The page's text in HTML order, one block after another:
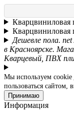
Кварцвиниловая
Кварцвиниловая
Дешевле пола.
в Красноярске.
Кварцевый, ПВХ
Мы используем cookie
пользоваться сайтом,
Принимаю
Информация